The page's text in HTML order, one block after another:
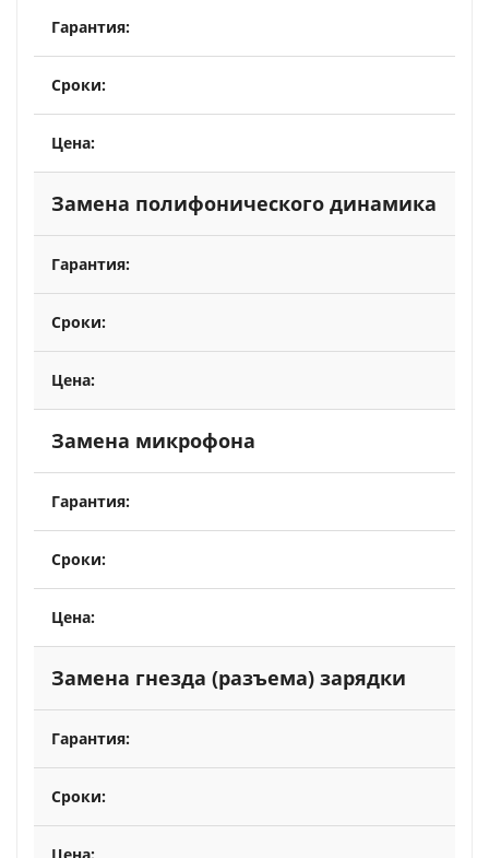
Замена полифонического динамика
Замена микрофона
Замена гнезда (разъема) зарядки